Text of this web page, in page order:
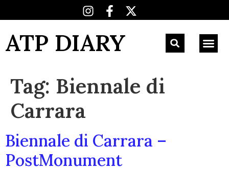
ATP DIARY
Tag: Biennale di
Carrara
Biennale di Carrara –
PostMonument